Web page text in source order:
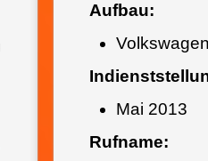
Aufbau:
Mai 2013
Rufname: